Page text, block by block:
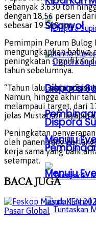
Dispora
Menuju
Spanyol
Dispora
Menuju
sebanyak 3.630 ton
dengan 18,56 persen
sebesar 19.560 ton.
Pemimpin Perum Bulog
mengungkapkan bahwa
peningkatan signifikan
tahun sebelumnya.
“Tahun lalu, pada posisi
Namun, hingga akhir
melampaui target, dari
jelas Mustari di
Peningkatan
oleh panen yang
kerja sama yang baik
setempat.
BACAJUGA